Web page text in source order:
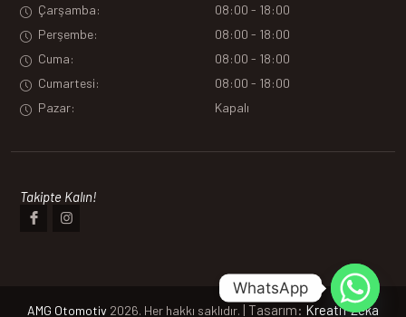
Çarşamba:
08:00 - 18:00
Perşembe:
08:00 - 18:00
Cuma:
08:00 - 18:00
Cumartesi:
08:00 - 18:00
Pazar:
Kapalı
Takipte Kalın!
AMG Otomotiv 2026. Her hakkı saklıdır. | Tasarım: Kreatif Zeka
WhatsApp